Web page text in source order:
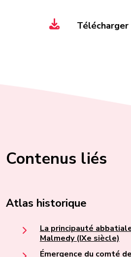
Contenus liés
Atlas historique
La principauté
Malmedy (IXe siècle)
Émergence du comté